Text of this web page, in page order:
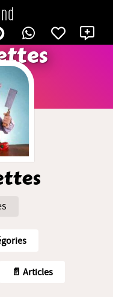
📄 Articles